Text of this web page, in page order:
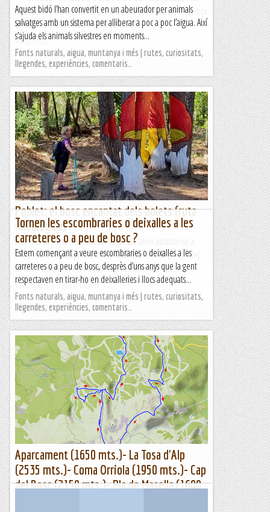
racó idíl·lic paret de la Mitja Lluna. La Bosc de Tallac comença
uns 60m a l'esquerra de la Cuqui antifa,...
Roca i neu
Aquest bidó l’han convertit en un abeurador per animals
salvatges amb un sistema per alliberar a poc a poc l’aigua. Així
s’ajuda els animals silvestres en moments...
Fonts naturals, aigua, muntanya i més | rutes, curiositats,
llegendes, experiències, comentaris…
Poblet: el bosc encantat dels bolets (ruta
micologica)
Avui ens ha tocat una ruta turística. Cal saber adaptar-se a
totes les activitats que envolten la natura. No cal perdre les
bones ocasions. No crec que hagi activitats millors...
Excursions del Joan Ramon
Tornen les escombraries o deixalles a les
carreteres o a peu de bosc ?
Estem començant a veure escombraries o deixalles a les
carreteres o a peu de bosc, desprès d’uns anys que la gent
respectaven en tirar-ho en deixalleries i llocs adequats...
Fonts naturals, aigua, muntanya i més | rutes, curiositats,
llegendes, experiències, comentaris…
Aparcament (1650 mts.)- La Tosa d'Alp
(2535 mts.)- Coma Orriola (1950 mts.)- Cap
del Bosc (2150 mts.)- Pla de Masella (1600